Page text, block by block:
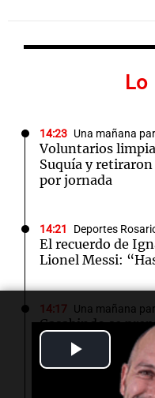
Play
Video
14:23 Una mañana
Voluntarios
Suquía y
por jornada
14:21 Deportes
El recuerdo de
Lionel Messi:
14:17 Una mañana
Casabindo se
única: 30.000
la Vincha